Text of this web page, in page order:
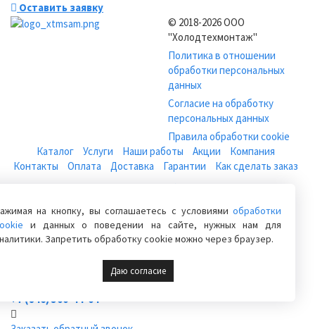
Оставить заявку
© 2018-2026 ООО
"Холодтехмонтаж"
Политика в отношении
обработки персональных
данных
Согласие на обработку
персональных данных
Правила обработки cookie
Каталог
Услуги Наши работы Акции
Компания
Контакты
Оплата Доставка Гарантии
Как сделать заказ
Холодильное оборудование и установки
Холодильное оборудование для магазина
Холодильные камеры для цветов
Компрессоры бытовые
Вентиляция
Погреба Расходные материалы
+7 (846) 300-44-04
на кнопку, вы соглашаетесь с условиямиобработки
и данных о поведении на сайте, нужных нам для
Запретить обработку cookie можно через браузер.
Даю согласие